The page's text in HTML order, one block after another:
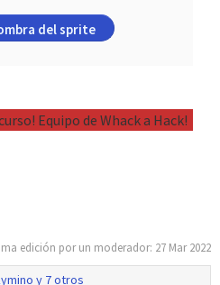
del sprite
Equipo de Whack a Hack!
edición por un moderador: 27 Mar 2022
y 7 otros